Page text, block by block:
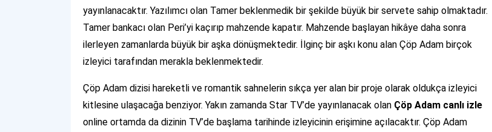
yayınlanacaktır. Yazılımcı olan Tamer beklenmedik bir şekilde büyük bir servete sahip olmaktadır.
Tamer bankacı olan Peri’yi kaçırıp mahzende kapatır. Mahzende başlayan hikâye daha sonra
ilerleyen zamanlarda büyük bir aşka dönüşmektedir. İlginç bir aşkı konu alan Çöp Adam birçok
izleyici tarafından merakla beklenmektedir.
Çöp Adam dizisi hareketli ve romantik sahnelerin sıkça yer alan bir proje olarak oldukça izleyici
kitlesine ulaşacağa benziyor. Yakın zamanda Star TV’de yayınlanacak olan Çöp Adam canlı izle
online ortamda da dizinin TV’de başlama tarihinde izleyicinin erişimine açılacaktır. Çöp Adam